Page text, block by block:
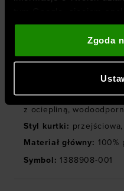
zajmującym się reklamą
partnerzy mogą łączyć
podajesz poza tą stroną
Ciebie z ich usług. Za
przekazywać do
osobowe w celu
internetowych i
wyświetlania,
oferowanych przez
Zgoda
Kolekcja: UA
bez kaptura
Rodzaj zapięcia:
Rodzaj wypełnienia:
Właściwości kurtki:
z ociepliną,
Styl kurtki: przejściowa,
Materiał główny: 100%
Symbol: 1388908-001